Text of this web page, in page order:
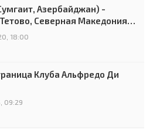
Азербайджан) -
Северная Македония) -
18:00
Клуба Альфредо Ди
09:29